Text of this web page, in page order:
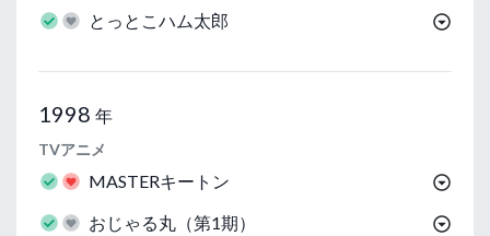
とっとこハム太郎
1998 年
TVアニメ
MASTERキートン
おじゃる丸（第1期）